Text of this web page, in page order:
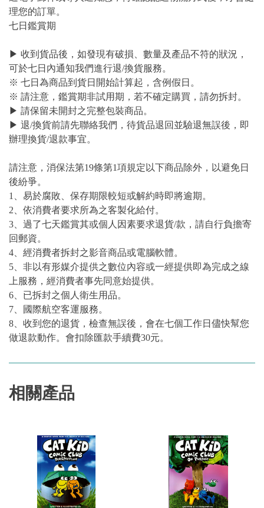
理您的訂單。
七日鑑賞期
▶ 收到貨品後，如發現有破損、數量及產品不符的狀況，
可於七日內通知我們進行退/換貨服務。
※ 七日為商品到貨日開始計算起，含例假日。
※ 請注意，鑑賞期非試用期，若不確定購買，請勿拆封。
▶ 請保留未開封之完整包裝商品。
▶ 退/換貨前請先聯絡我們，待貨品退回並驗退無誤後，即
辦理換貨/退款事宜。
請注意，消保法第19條第1項規定以下商品除外，以避免日
後紛爭。
1、易於腐敗、保存期限較短或解約時即將逾期。
2、依消費者要求所為之客製化給付。
3、過了七天鑑賞其或個人因素要求退貨/款，請自行負擔寄
回郵資。
4、經消費者拆封之影音商品或電腦軟體。
5、非以有形媒介提供之數位內容或一經提供即為完成之線
上服務，經消費者事先同意始提供。
6、已拆封之個人衛生用品。
7、國際航空客運服務。
8、收到您的退貨，檢查無誤後，會在七個工作日儘快幫您
做退款動作。會扣除匯款手續費30元。
相關產品